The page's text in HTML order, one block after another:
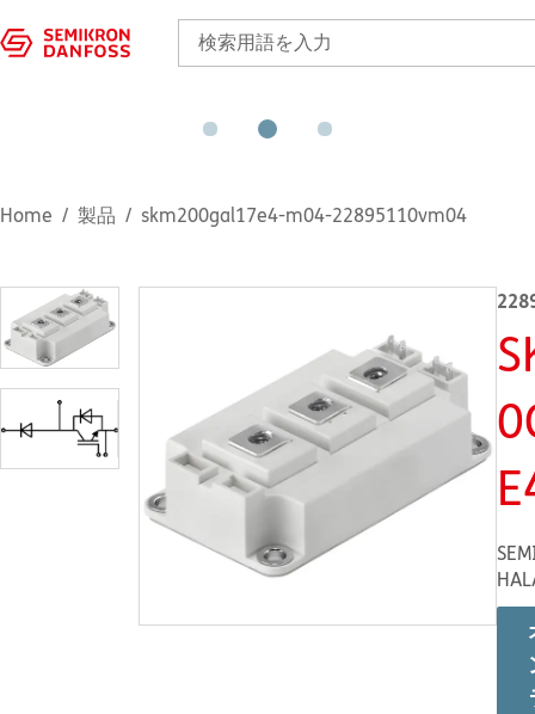
Home 製品 skm200gal17e4-m04-22895110vm04